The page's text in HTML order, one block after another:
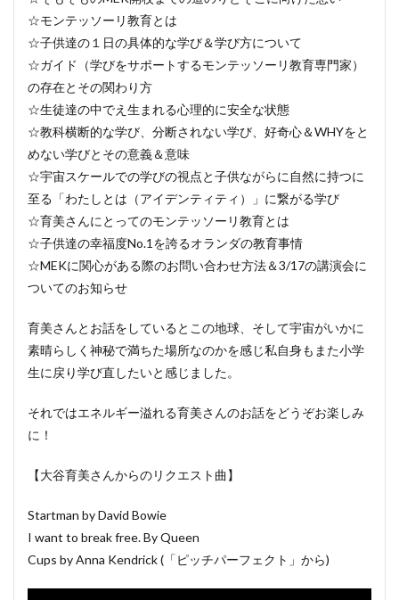
☆モンテッソーリ教育とは
☆子供達の１日の具体的な学び＆学び方について
☆ガイド（学びをサポートするモンテッソーリ教育専門家）
の存在とその関わり方
☆生徒達の中でえ生まれる心理的に安全な状態
☆教科横断的な学び、分断されない学び、好奇心＆WHYをと
めない学びとその意義＆意味
☆宇宙スケールでの学びの視点と子供ながらに自然に持つに
至る「わたしとは（アイデンティティ）」に繋がる学び
☆育美さんにとってのモンテッソーリ教育とは
☆子供達の幸福度No.1を誇るオランダの教育事情
☆MEKに関心がある際のお問い合わせ方法＆3/17の講演会に
ついてのお知らせ
育美さんとお話をしているとこの地球、そして宇宙がいかに
素晴らしく神秘で満ちた場所なのかを感じ私自身もまた小学
生に戻り学び直したいと感じました。
それではエネルギー溢れる育美さんのお話をどうぞお楽しみ
に！
【大谷育美さんからのリクエスト曲】
Startman by David Bowie
I want to break free. By Queen
Cups by Anna Kendrick (「ピッチパーフェクト」から)